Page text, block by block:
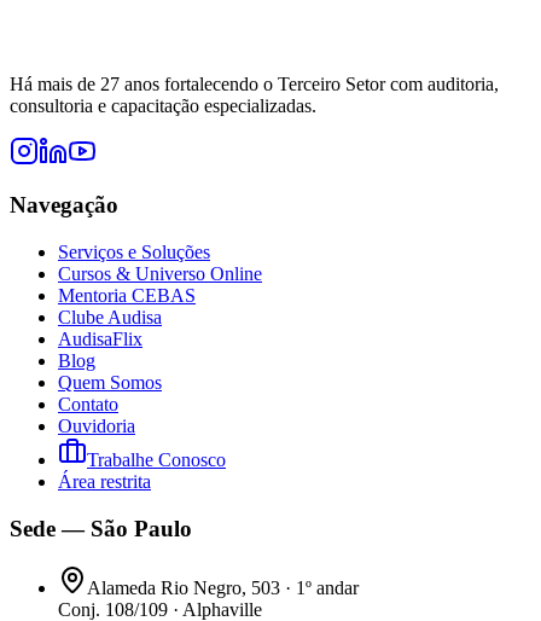
Há mais de 27 anos fortalecendo o Terceiro Setor com auditoria,
consultoria e capacitação especializadas.
Navegação
Serviços e Soluções
Cursos & Universo Online
Mentoria CEBAS
Clube Audisa
AudisaFlix
Blog
Quem Somos
Contato
Ouvidoria
Trabalhe Conosco
Área restrita
Sede — São Paulo
Alameda Rio Negro, 503 · 1º andar
Conj. 108/109 · Alphaville